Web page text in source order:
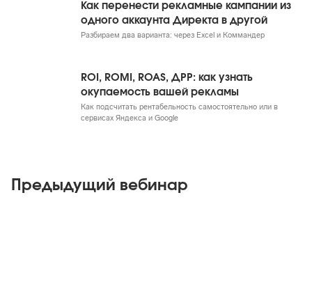
Как перенести рекламные кампании из
одного аккаунта Директа в другой
Разбираем два варианта: через Excel и Коммандер
ROI, ROMI, ROAS, ДРР: как узнать
окупаемость вашей рекламы
Как подсчитать рентабельность самостоятельно или в
сервисах Яндекса и Google
Предыдущий вебинар